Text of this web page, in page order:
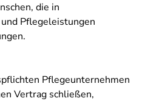
die in
Pflegeleistungen
Pflegeunternehmen
Vertrag schließen,